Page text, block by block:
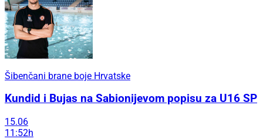
Šibenčani brane boje Hrvatske
Kundid i Bujas na Sabionijevom popisu za U16 SP
15.06
11:52h